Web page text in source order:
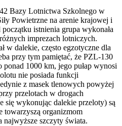
Bazy Lotnictwa Szkolnego w
Powietrzne na arenie krajowej i
istnienia grupa wykonała
imprezach lotniczych.
w dalekie, często egzotyczne dla
przy tym pamiętać, że PZL-130
1000 km, jego pułap wynosi
nie posiada funkcji
z masek tlenowych powyżej
przelotach w drogach
się wykonując dalekie przeloty) są
towarzyszą organizmom
najwyższe szczyty świata.